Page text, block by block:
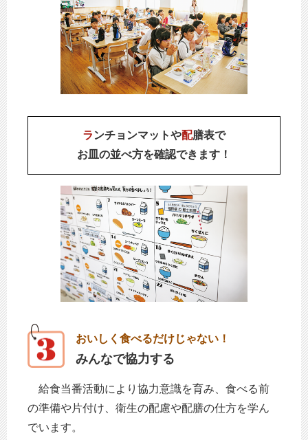
ラ ンチョンマットや配膳表で
お皿の並べ方を確認できます！
おいしく食べるだけじゃない！
みんなで協力する
給食当番活動により協力意識を育み、食べる前
の準備や片付け、衛生の配慮や配膳の仕方を学ん
でいます。